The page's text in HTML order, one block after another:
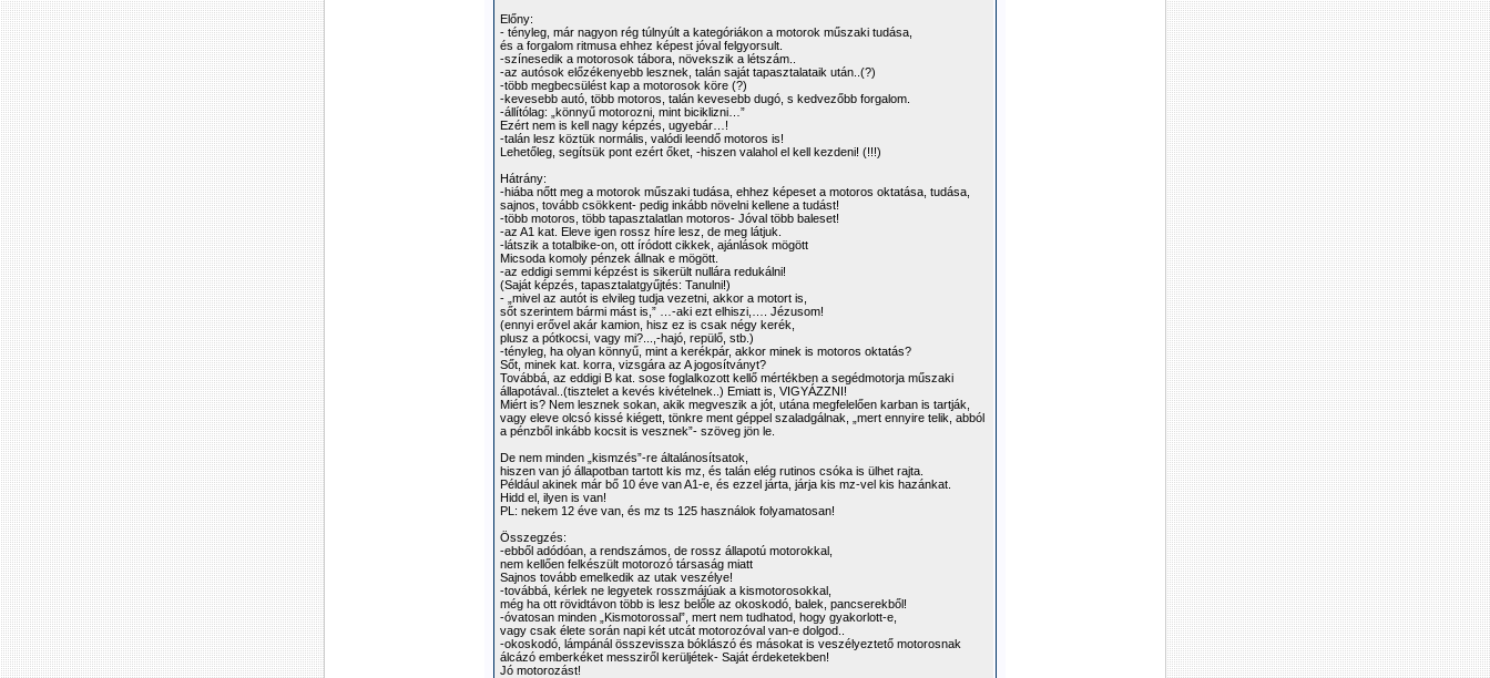
Előny:
- tényleg, már nagyon rég túlnyúlt a kategóriákon a motorok műszaki tudása,
és a forgalom ritmusa ehhez képest jóval felgyorsult.
-színesedik a motorosok tábora, növekszik a létszám..
-az autósok előzékenyebb lesznek, talán saját tapasztalataik után..(?)
-több megbecsülést kap a motorosok köre (?)
-kevesebb autó, több motoros, talán kevesebb dugó, s kedvezőbb forgalom.
-állítólag: „könnyű motorozni, mint biciklizni…”
Ezért nem is kell nagy képzés, ugyebár…!
-talán lesz köztük normális, valódi leendő motoros is!
Lehetőleg, segítsük pont ezért őket, -hiszen valahol el kell kezdeni! (!!!)
Hátrány:
-hiába nőtt meg a motorok műszaki tudása, ehhez képeset a motoros oktatása, tudása,
sajnos, tovább csökkent- pedig inkább növelni kellene a tudást!
-több motoros, több tapasztalatlan motoros- Jóval több baleset!
-az A1 kat. Eleve igen rossz híre lesz, de meg látjuk.
-látszik a totalbike-on, ott íródott cikkek, ajánlások mögött
Micsoda komoly pénzek állnak e mögött.
-az eddigi semmi képzést is sikerült nullára redukálni!
(Saját képzés, tapasztalatgyűjtés: Tanulni!)
- „mivel az autót is elvileg tudja vezetni, akkor a motort is,
sőt szerintem bármi mást is,” …-aki ezt elhiszi,…. Jézusom!
(ennyi erővel akár kamion, hisz ez is csak négy kerék,
plusz a pótkocsi, vagy mi?...,-hajó, repülő, stb.)
-tényleg, ha olyan könnyű, mint a kerékpár, akkor minek is motoros oktatás?
Sőt, minek kat. korra, vizsgára az A jogosítványt?
Továbbá, az eddigi B kat. sose foglalkozott kellő mértékben a segédmotorja műszaki
állapotával..(tisztelet a kevés kivételnek..) Emiatt is, VIGYÁZZNI!
Miért is? Nem lesznek sokan, akik megveszik a jót, utána megfelelően karban is tartják,
vagy eleve olcsó kissé kiégett, tönkre ment géppel szaladgálnak, „mert ennyire telik, abból
a pénzből inkább kocsit is vesznek”- szöveg jön le.
De nem minden „kismzés”-re általánosítsatok,
hiszen van jó állapotban tartott kis mz, és talán elég rutinos csóka is ülhet rajta.
Például akinek már bő 10 éve van A1-e, és ezzel járta, járja kis mz-vel kis hazánkat.
Hidd el, ilyen is van!
PL: nekem 12 éve van, és mz ts 125 használok folyamatosan!
Összegzés:
-ebből adódóan, a rendszámos, de rossz állapotú motorokkal,
nem kellően felkészült motorozó társaság miatt
Sajnos tovább emelkedik az utak veszélye!
-továbbá, kérlek ne legyetek rosszmájúak a kismotorosokkal,
még ha ott rövidtávon több is lesz belőle az okoskodó, balek, pancserekből!
-óvatosan minden „Kismotorossal”, mert nem tudhatod, hogy gyakorlott-e,
vagy csak élete során napi két utcát motorozóval van-e dolgod..
-okoskodó, lámpánál összevissza bóklászó és másokat is veszélyeztető motorosnak
álcázó emberkéket messziről kerüljétek- Saját érdeketekben!
Jó motorozást!